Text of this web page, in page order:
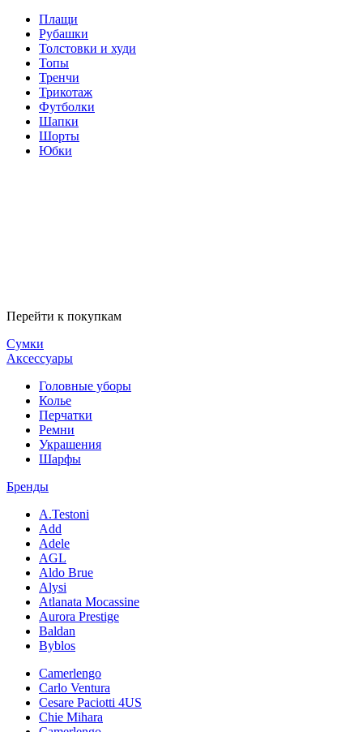
Плащи
Рубашки
Толстовки и худи
Топы
Тренчи
Трикотаж
Футболки
Шапки
Шорты
Юбки
Перейти к покупкам
Сумки
Аксессуары
Головные уборы
Колье
Перчатки
Ремни
Украшения
Шарфы
Бренды
A.Testoni
Add
Adele
AGL
Aldo Brue
Alysi
Atlanata Mocassine
Aurora Prestige
Baldan
Byblos
Camerlengo
Carlo Ventura
Cesare Paciotti 4US
Chie Mihara